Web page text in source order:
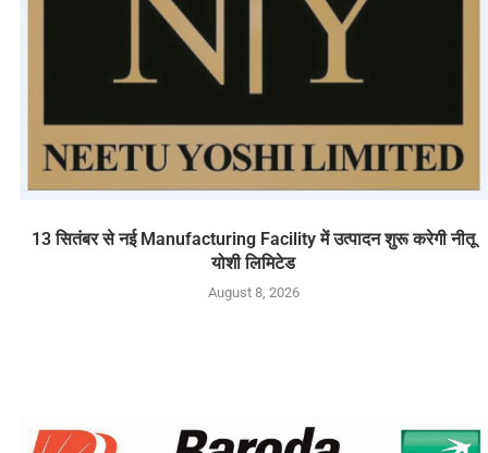
13 सितंबर से नई Manufacturing Facility में उत्पादन शुरू करेगी नीतू
योशी लिमिटेड
August 8, 2026